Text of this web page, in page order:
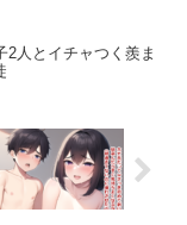
2人とイチャつく羨ま